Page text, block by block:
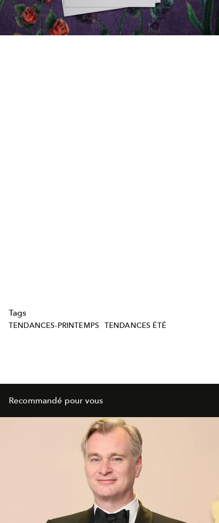
Tags
TENDANCES-PRINTEMPS TENDANCES ÉTÉ
Recommandé pour vous